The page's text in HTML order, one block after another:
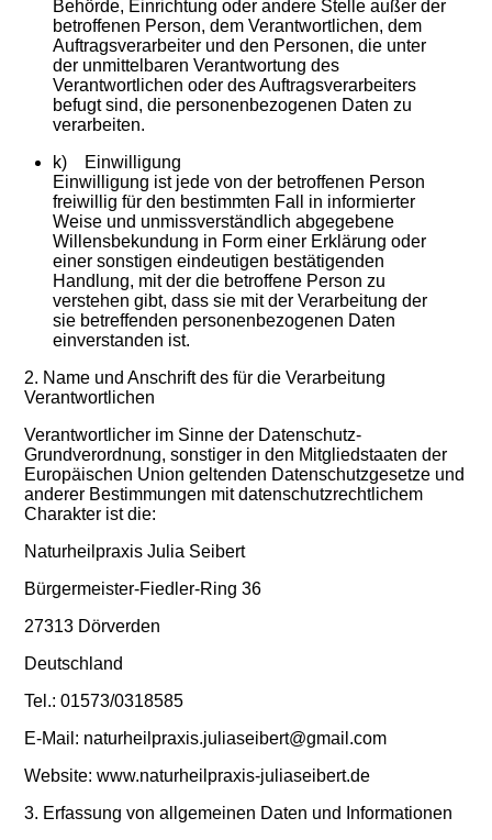
Behörde, Einrichtung oder andere Stelle außer der
betroffenen Person, dem Verantwortlichen, dem
Auftragsverarbeiter und den Personen, die unter
der unmittelbaren Verantwortung des
Verantwortlichen oder des Auftragsverarbeiters
befugt sind, die personenbezogenen Daten zu
verarbeiten.
k) Einwilligung
Einwilligung ist jede von der betroffenen Person
freiwillig für den bestimmten Fall in informierter
Weise und unmissverständlich abgegebene
Willensbekundung in Form einer Erklärung oder
einer sonstigen eindeutigen bestätigenden
Handlung, mit der die betroffene Person zu
verstehen gibt, dass sie mit der Verarbeitung der
sie betreffenden personenbezogenen Daten
einverstanden ist.
2. Name und Anschrift des für die Verarbeitung
Verantwortlichen
Verantwortlicher im Sinne der Datenschutz-
Grundverordnung, sonstiger in den Mitgliedstaaten der
Europäischen Union geltenden Datenschutzgesetze und
anderer Bestimmungen mit datenschutzrechtlichem
Charakter ist die:
Naturheilpraxis Julia Seibert
Bürgermeister-Fiedler-Ring 36
27313 Dörverden
Deutschland
Tel.: 01573/0318585
E-Mail: naturheilpraxis.juliaseibert@gmail.com
Website: www.naturheilpraxis-juliaseibert.de
3. Erfassung von allgemeinen Daten und Informationen